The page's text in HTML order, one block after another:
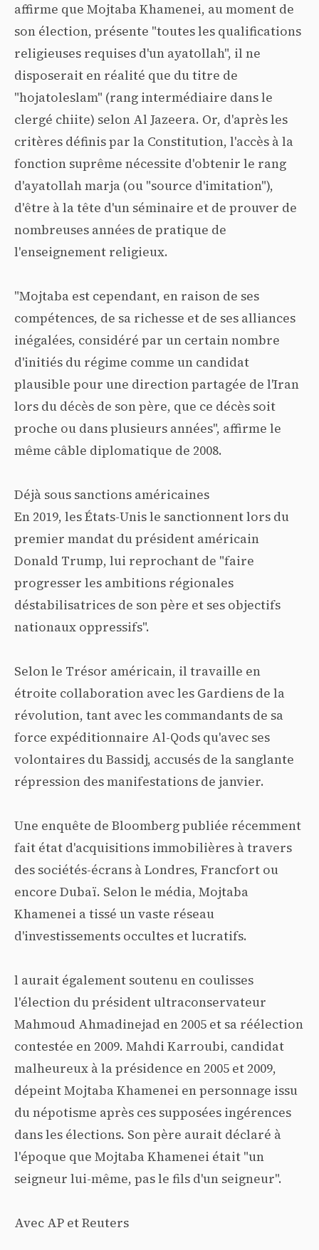
affirme que Mojtaba Khamenei, au moment de
son élection, présente "toutes les qualifications
religieuses requises d'un ayatollah", il ne
disposerait en réalité que du titre de
"hojatoleslam" (rang intermédiaire dans le
clergé chiite) selon Al Jazeera. Or, d'après les
critères définis par la Constitution, l'accès à la
fonction suprême nécessite d'obtenir le rang
d'ayatollah marja (ou "source d'imitation"),
d'être à la tête d'un séminaire et de prouver de
nombreuses années de pratique de
l'enseignement religieux.
"Mojtaba est cependant, en raison de ses
compétences, de sa richesse et de ses alliances
inégalées, considéré par un certain nombre
d'initiés du régime comme un candidat
plausible pour une direction partagée de l'Iran
lors du décès de son père, que ce décès soit
proche ou dans plusieurs années", affirme le
même câble diplomatique de 2008.
Déjà sous sanctions américaines
En 2019, les États-Unis le sanctionnent lors du
premier mandat du président américain
Donald Trump, lui reprochant de "faire
progresser les ambitions régionales
déstabilisatrices de son père et ses objectifs
nationaux oppressifs".
Selon le Trésor américain, il travaille en
étroite collaboration avec les Gardiens de la
révolution, tant avec les commandants de sa
force expéditionnaire Al-Qods qu'avec ses
volontaires du Bassidj, accusés de la sanglante
répression des manifestations de janvier.
Une enquête de Bloomberg publiée récemment
fait état d'acquisitions immobilières à travers
des sociétés-écrans à Londres, Francfort ou
encore Dubaï. Selon le média, Mojtaba
Khamenei a tissé un vaste réseau
d'investissements occultes et lucratifs.
l aurait également soutenu en coulisses
l'élection du président ultraconservateur
Mahmoud Ahmadinejad en 2005 et sa réélection
contestée en 2009. Mahdi Karroubi, candidat
malheureux à la présidence en 2005 et 2009,
dépeint Mojtaba Khamenei en personnage issu
du népotisme après ces supposées ingérences
dans les élections. Son père aurait déclaré à
l'époque que Mojtaba Khamenei était "un
seigneur lui-même, pas le fils d'un seigneur".
Avec AP et Reuters